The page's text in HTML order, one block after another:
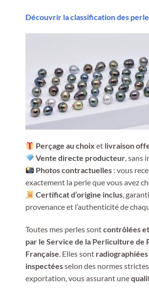
Découvrir la classification des
Perçage au choix et livraison
Vente directe producteur, sans
Photos contractuelles : vous
exactement la perle que vous avez
Certificat d’origine inclus,
provenance et l’authenticité de
Toutes mes perles sontcontrôlées
par le Service de la Perliculture de
Française. Elles sont radiographiées
inspectéesselon des normes
exportation, vous assurant une